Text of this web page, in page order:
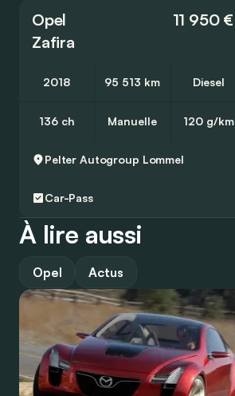
Opel
Zafira
11 950 €
2018 95 513 km Diesel
136 ch Manuelle 120 g/km
Pelter Autogroup Lommel
Car-Pass
À lire aussi
Opel Actus